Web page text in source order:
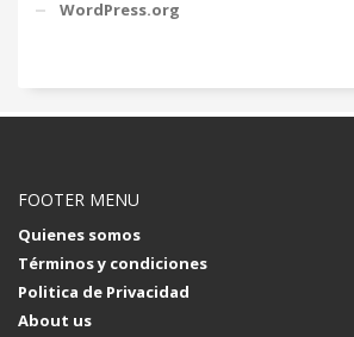
WordPress.org
FOOTER MENU
Quienes somos
Términos y condiciones
Politica de Privacidad
About us